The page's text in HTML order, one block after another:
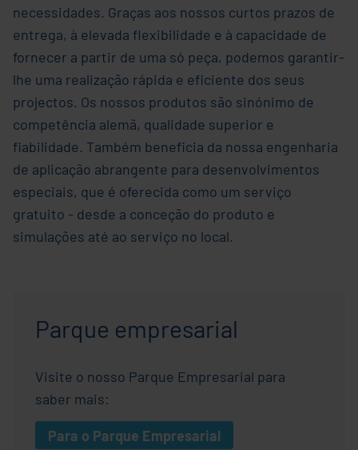
necessidades. Graças aos nossos curtos prazos de
entrega, à elevada flexibilidade e à capacidade de
fornecer a partir de uma só peça, podemos garantir-
lhe uma realização rápida e eficiente dos seus
projectos. Os nossos produtos são sinónimo de
competência alemã, qualidade superior e
fiabilidade. Também beneficia da nossa engenharia
de aplicação abrangente para desenvolvimentos
especiais, que é oferecida como um serviço
gratuito - desde a conceção do produto e
simulações até ao serviço no local.
Parque empresarial
Visite o nosso Parque Empresarial para
saber mais:
Para o Parque Empresarial